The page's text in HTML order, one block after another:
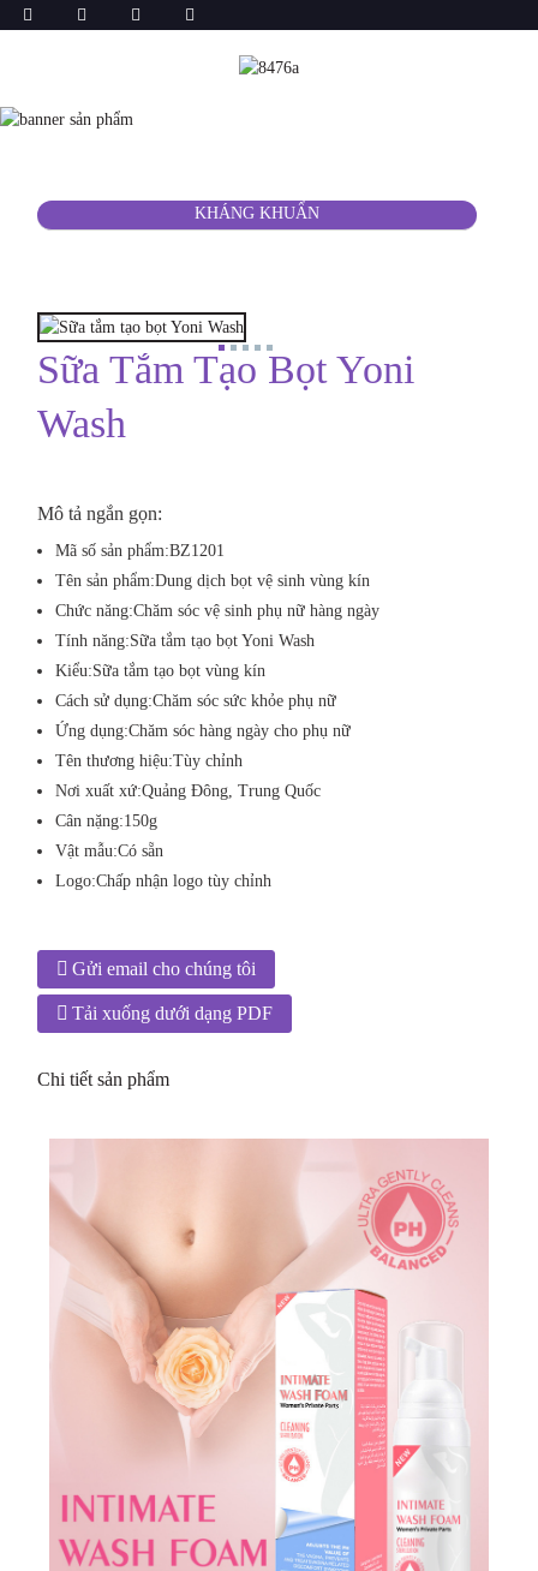
KHÁNG KHUẨN
Sữa Tắm Tạo Bọt Yoni
Wash
Mô tả ngắn gọn:
Mã số sản phẩm:BZ1201
Tên sản phẩm:Dung dịch bọt vệ sinh vùng kín
Chức năng:Chăm sóc vệ sinh phụ nữ hàng ngày
Tính năng:Sữa tắm tạo bọt Yoni Wash
Kiểu:Sữa tắm tạo bọt vùng kín
Cách sử dụng:Chăm sóc sức khỏe phụ nữ
Ứng dụng:Chăm sóc hàng ngày cho phụ nữ
Tên thương hiệu:Tùy chỉnh
Nơi xuất xứ:Quảng Đông, Trung Quốc
Cân nặng:150g
Vật mẫu:Có sẵn
Logo:Chấp nhận logo tùy chỉnh
Gửi email cho chúng tôi
Tải xuống dưới dạng PDF
Chi tiết sản phẩm